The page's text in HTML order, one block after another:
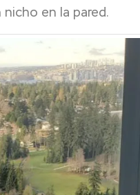
en la pared.